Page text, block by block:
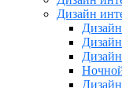
Дизайн